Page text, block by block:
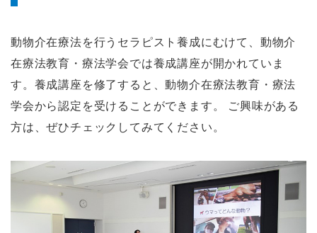
動物介在療法を行うセラピスト養成にむけて、動物介
在療法教育・療法学会では養成講座が開かれていま
す。養成講座を修了すると、動物介在療法教育・療法
学会から認定を受けることができます。 ご興味がある
方は、ぜひチェックしてみてください。